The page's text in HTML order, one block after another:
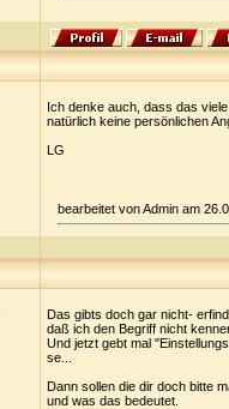
Ich denke auch, dass das
natürlich keine persönlichen
LG
bearbeitet von Admin am
Das gibts doch gar nicht-
daß ich den Begriff nicht
Und jetzt gebt mal
se...
Dann sollen die dir doch bitte
und was das bedeutet.